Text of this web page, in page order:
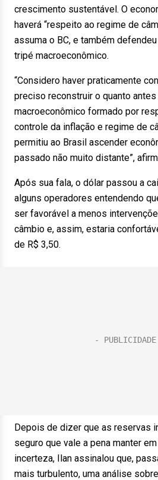
crescimento sustentável. O
haverá “respeito ao regime de
assuma o BC, e também
tripé macroeconômico.
“Considero haver praticamente
preciso reconstruir o quanto
macroeconômico formado por
controle da inflação e regime de
permitiu ao Brasil ascender
passado não muito distante”,
Após sua fala, o dólar passou a
alguns operadores entendendo
ser favorável a menos
câmbio e, assim, estaria
de R$ 3,50.
Depois de dizer que as reservas
seguro que vale a pena manter
incerteza, Ilan assinalou que,
mais turbulento, uma análise